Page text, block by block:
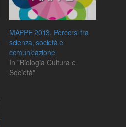
MAPPE 2013. Percorsi tra
scienza, società e
comunicazione
In "Biologia Cultura e
Società"